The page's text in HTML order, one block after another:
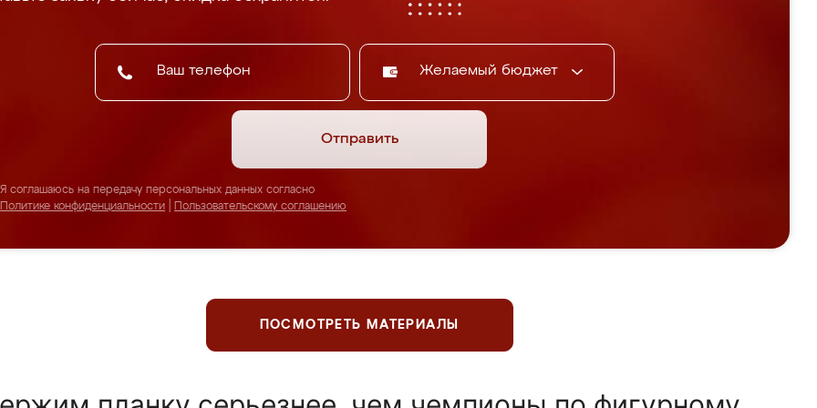
Желаемый бюджет
Отправить
Я соглашаюсь на передачу персональных данных согласно
Политике конфиденциальности
Пользовательскому соглашению
ПОСМОТРЕТЬ МАТЕРИАЛЫ